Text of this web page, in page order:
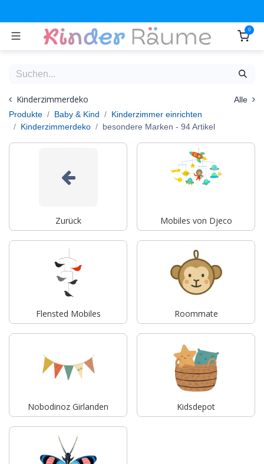
0
Kinderzimmerdeko
Alle
Produkte
Baby & Kind
Kinderzimmer einrichten
Kinderzimmerdeko
besondere Marken - 94 Artikel
Zurück Mobiles von Djeco
Flensted Mobiles Roommate
Nobodinoz Girlanden Kidsdepot